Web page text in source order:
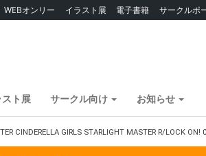
WEBオンリー イラスト展 電子書籍 サークルポ
スト展 サークル向け お知らせ
CINDERELLA GIRLS STARLIGHT MASTER R/LOCK